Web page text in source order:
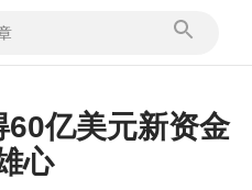
亿美元新资金
心